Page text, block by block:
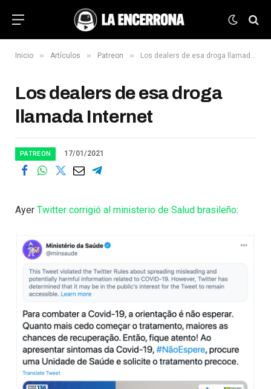
Inicio » Artículos » Patreon » Los dealers de esa droga llamada Internet
Los dealers de esa droga
llamada Internet
PATREON 17/01/2021
Ayer Twitter corrigió al ministerio de Salud brasileño: